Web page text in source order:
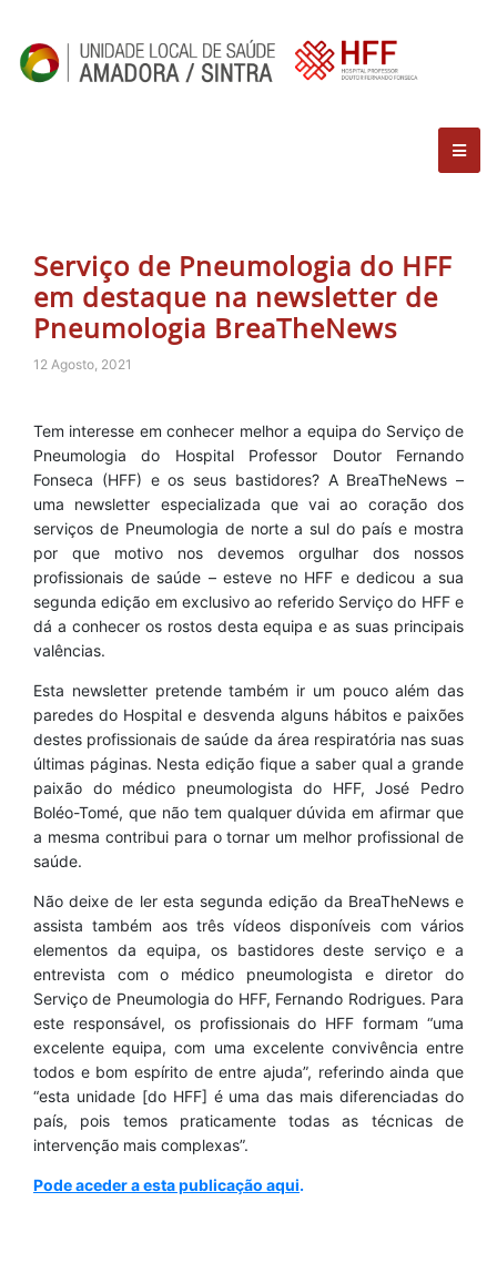
Serviço de Pneumologia do HFF
em destaque na newsletter de
Pneumologia BreaTheNews
12 Agosto, 2021
Tem interesse em conhecer melhor a equipa do Serviço de
Pneumologia do Hospital Professor Doutor Fernando
Fonseca (HFF) e os seus bastidores? A BreaTheNews –
uma newsletter especializada que vai ao coração dos
serviços de Pneumologia de norte a sul do país e mostra
por que motivo nos devemos orgulhar dos nossos
profissionais de saúde – esteve no HFF e dedicou a sua
segunda edição em exclusivo ao referido Serviço do HFF e
dá a conhecer os rostos desta equipa e as suas principais
valências.
Esta newsletter pretende também ir um pouco além das
paredes do Hospital e desvenda alguns hábitos e paixões
destes profissionais de saúde da área respiratória nas suas
últimas páginas. Nesta edição fique a saber qual a grande
paixão do médico pneumologista do HFF, José Pedro
Boléo-Tomé, que não tem qualquer dúvida em afirmar que
a mesma contribui para o tornar um melhor profissional de
saúde.
Não deixe de ler esta segunda edição da BreaTheNews e
assista também aos três vídeos disponíveis com vários
elementos da equipa, os bastidores deste serviço e a
entrevista com o médico pneumologista e diretor do
Serviço de Pneumologia do HFF, Fernando Rodrigues. Para
este responsável, os profissionais do HFF formam “uma
excelente equipa, com uma excelente convivência entre
todos e bom espírito de entre ajuda”, referindo ainda que
“esta unidade [do HFF] é uma das mais diferenciadas do
país, pois temos praticamente todas as técnicas de
intervenção mais complexas”.
Pode aceder a esta publicação aqui.